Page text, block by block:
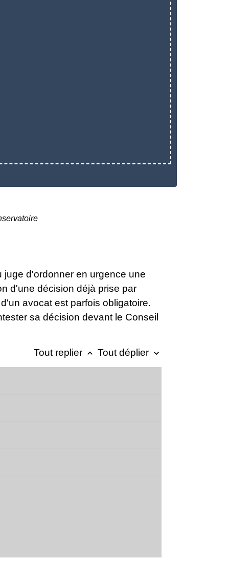
juge d'ordonner en urgence une
d'une décision déjà prise par
avocat est parfois obligatoire.
sa décision devant le Conseil
Tout replier keyboard_arrow_up Tout déplier keyboard_arrow_down